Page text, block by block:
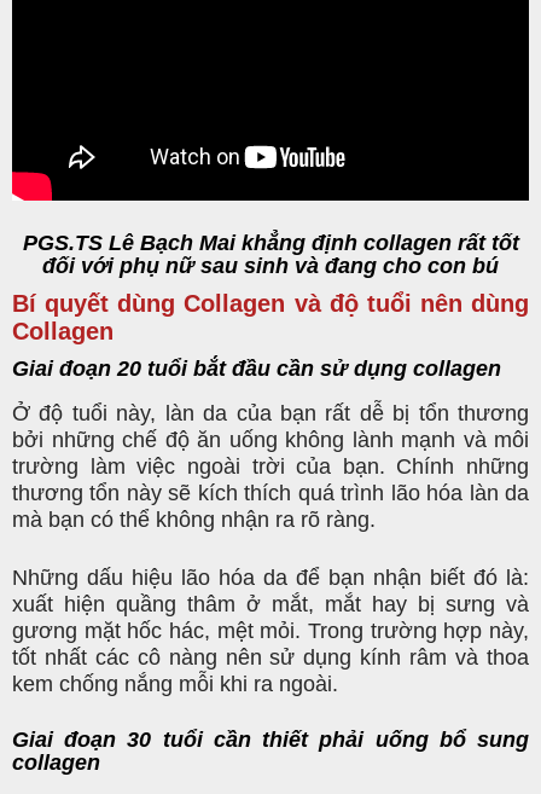
PGS.TS Lê Bạch Mai khẳng định collagen rất tốt
đối với phụ nữ sau sinh và đang cho con bú
Bí quyết dùng Collagen và độ tuổi nên dùng
Collagen
Giai đoạn 20 tuổi bắt đầu cần sử dụng collagen
Ở độ tuổi này, làn da của bạn rất dễ bị tổn thương
bởi những chế độ ăn uống không lành mạnh và môi
trường làm việc ngoài trời của bạn. Chính những
thương tổn này sẽ kích thích quá trình lão hóa làn da
mà bạn có thể không nhận ra rõ ràng.
Những dấu hiệu lão hóa da để bạn nhận biết đó là:
xuất hiện quầng thâm ở mắt, mắt hay bị sưng và
gương mặt hốc hác, mệt mỏi. Trong trường hợp này,
tốt nhất các cô nàng nên sử dụng kính râm và thoa
kem chống nắng mỗi khi ra ngoài.
Giai đoạn 30 tuổi cần thiết phải uống bổ sung
collagen